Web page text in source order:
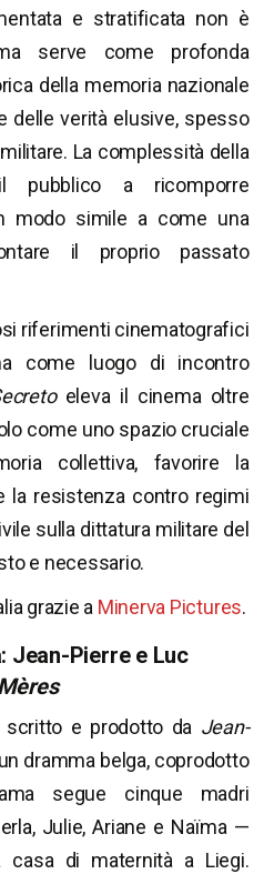
e stratificata non è
serve come profonda
della memoria nazionale
delle verità elusive, spesso
La complessità della
pubblico a ricomporre
modo simile a come una
il proprio passato
riferimenti cinematografici
come luogo di incontro
eleva il cinema oltre
come uno spazio cruciale
collettiva, favorire la
la resistenza contro regimi
sulla dittatura militare del
e necessario.
grazie a Minerva Pictures.
Jean-Pierre e Luc
e prodotto da Jean-
dramma belga, coprodotto
segue cinque madri
Julie, Ariane e Naïma —
casa di maternità a Liegi.